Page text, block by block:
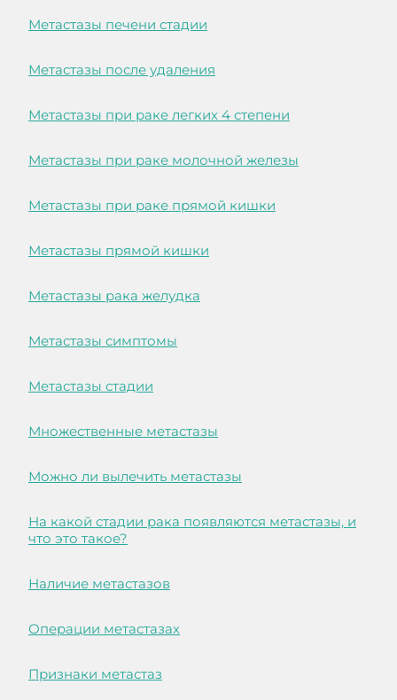
Метастазы печени стадии
Метастазы после удаления
Метастазы при раке легких 4 степени
Метастазы при раке молочной железы
Метастазы при раке прямой кишки
Метастазы прямой кишки
Метастазы рака желудка
Метастазы симптомы
Метастазы стадии
Множественные метастазы
Можно ли вылечить метастазы
На какой стадии рака появляются метастазы, и
что это такое?
Наличие метастазов
Операции метастазах
Признаки метастаз